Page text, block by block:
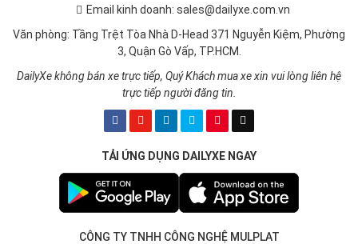
Email kinh doanh: sales@dailyxe.com.vn
Văn phòng: Tầng Trệt Tòa Nhà D-Head 371 Nguyễn Kiệm, Phường
3, Quận Gò Vấp, TP.HCM.
DailyXe không bán xe trực tiếp, Quý Khách mua xe xin vui lòng liên hệ
trực tiếp người đăng tin.
TẢI ỨNG DỤNG DAILYXE NGAY
CÔNG TY TNHH CÔNG NGHỆ MULPLAT